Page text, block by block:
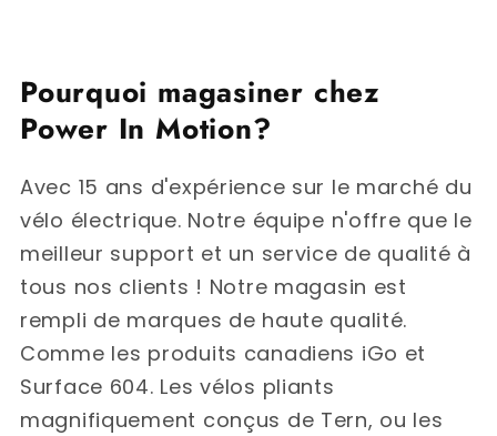
Pourquoi magasiner chez
Power In Motion?
Avec 15 ans d'expérience sur le marché du
vélo électrique. Notre équipe n'offre que le
meilleur support et un service de qualité à
tous nos clients ! Notre magasin est
rempli de marques de haute qualité.
Comme les produits canadiens iGo et
Surface 604. Les vélos pliants
magnifiquement conçus de Tern, ou les